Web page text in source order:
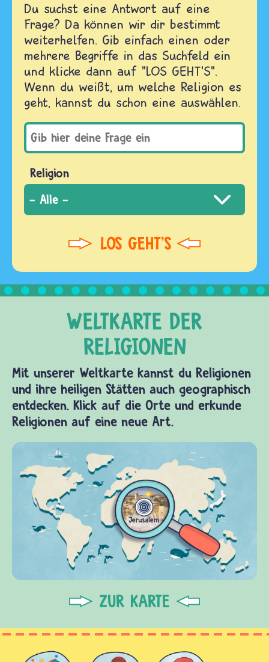
Du suchst eine Antwort auf eine
Frage? Da können wir dir bestimmt
weiterhelfen. Gib einfach einen oder
mehrere Begriffe in das Suchfeld ein
und klicke dann auf "LOS GEHT'S".
Wenn du weißt, um welche Religion es
geht, kannst du schon eine auswählen.
Religion
Mit unserer Weltkarte kannst du Religionen
und ihre heiligen Stätten auch geographisch
entdecken. Klick auf die Orte und erkunde
Religionen auf eine neue Art.
ZUR KARTE